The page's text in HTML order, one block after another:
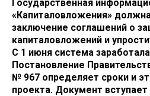
Государственная
«Капиталовложения»
заключение соглашений о
капиталовложений и
С 1 июня система
Постановление
№ 967 определяет сроки и
проекта. Документ вступает